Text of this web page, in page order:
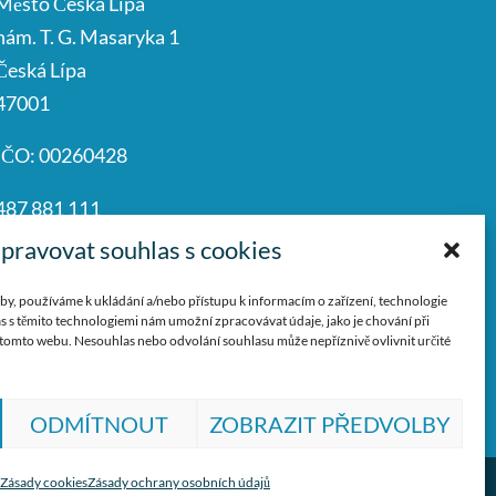
souhlas s cookies
používáme k ukládání a/nebo přístupu k informacím o zařízení, technologie
s těmito technologiemi nám umožní zpracovávat údaje, jako je chování při
webu. Nesouhlas nebo odvolání souhlasu může nepříznivě ovlivnit určité
ODMÍTNOUT ZOBRAZIT PŘEDVOLBY
Zásady cookiesZásady ochrany osobních údajů
T. G. Masaryka 1
Lípa
00260428
881 111